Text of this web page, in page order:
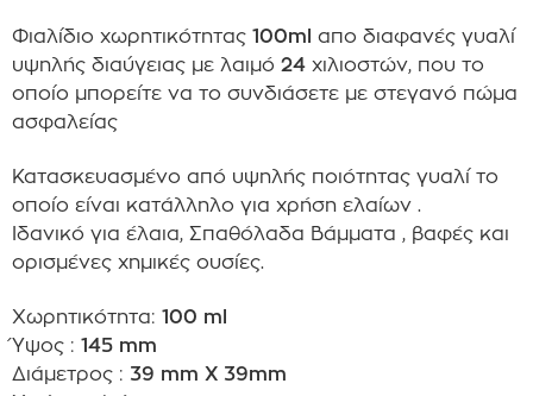
Φιαλίδιο χωρητικότητας 100ml απο διαφανές γυαλί
υψηλής διαύγειας με λαιμό 24 χιλιοστών, που το
οποίο μπορείτε να το συνδιάσετε με στεγανό πώμα
ασφαλείας
Κατασκευασμένο από υψηλής ποιότητας γυαλί το
οποίο είναι κατάλληλο για χρήση ελαίων .
Ιδανικό για έλαια, Σπαθόλαδα Βάμματα , βαφές και
ορισμένες χημικές ουσίες.
Χωρητικότητα: 100 ml
Ύψος : 145 mm
Διάμετρος : 39 mm X 39mm